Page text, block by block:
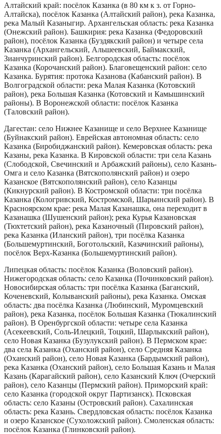
Алтайский край: посёлок Казанка (в 80 км к з. от Горно-
Алтайска), посёлок Казанка (Алтайский район), река Казанка,
река Малый Казаныгир. Архангельская область: река Казанка
(Онежский район). Башкирия: река Казанка (Федоровский
район), посёлок Казанка (Буздякский район) и четыре села
Казанка (Архангельский, Альшеевский, Баймакский,
Зианчуринский район). Белгородская область: посёлок
Казанка (Корочанский район). Благовещенский район: село
Казанка. Бурятия: протока Казанова (Кабанский район). В
Волгоградской области: река Малая Казанка (Котовский
район), река Большая Казанка (Котовский и Камышинский
районы). В Воронежской области: посёлок Казанка
(Таловский район).
Дагестан: село Нижнее Казанище и село Верхнее Казанище
(Буйнакский район). Еврейская автономная область: село
Казанка (Биробиджанский район). Кемеровская область: река
Казаны, река Казанка. В Кировской области: три села Казань
(Слободской, Свечинский и Арбажский районы), село Казань-
Омга и село Казанка (Вятскополянский район) и озеро
Казанское (Вятскополянский район), село Казанцы
(Кикнурский район). В Костромской области: три посёлка
Казанка (Кологривский, Костромской, Шарьинский район). В
Красноярском крае: река Малая Казанашка, она переходит в
Казанашка (Шушенский район); река Курья Казановская
(Тюхтетский район), река Казаночный (Пировский район),
река Казанка (Иланский район), три посёлка Казанка
(Большемуртинский, Боготольский, Казачинский районы),
посёлок Верх-Казанка (Большемуртинский район).
Липецкая область: посёлок Казанка (Воловский район).
Нижегородская область: село Казанка (Починковский район).
Новосибирская область: три посёлка Казанка (Баганский,
Коченевский, Колыванский районы), река Казанка. Омская
область: два посёлка Казанка (Любинский, Муромцевский
район), река Казанка, посёлок Большая Казанка (Тюкалинский
район). В Оренбургской области: четыре села Казанка
(Асекеевский, Соль-Илецкий, Тоцкий, Шарлыкский район),
село Новая Казанка (Бузулукский район). В Пермском крае:
два села Казанка (Оханский район), село Средняя Казанка
(Оханский район), село Новая Казанка (Бардымский район),
река Казанка (Оханский район), село Большая Казань и Малая
Казань (Карагайский район), село Казанский Ключ (Очерский
район), село Казанцы (Пермский район). Приморский край:
село Казанка (городской округ Партизанск). Псковская
область: село Казаны (Островский район). Сахалинская
область: река Казань. Свердловская область: посёлок Казанка
и озеро Казанское (Сухоложский район). Смоленская область:
посёлок Казанка (Глинковский район).